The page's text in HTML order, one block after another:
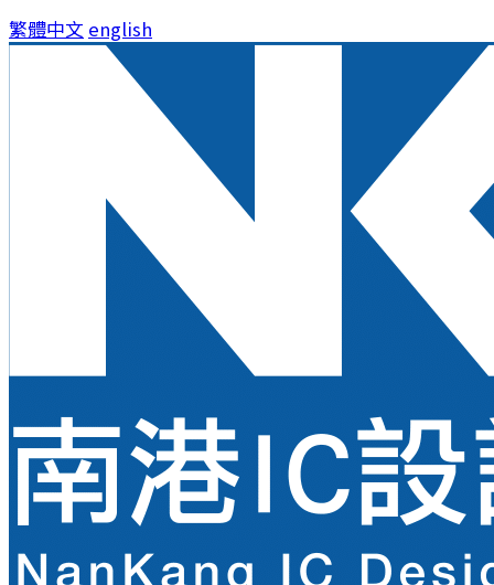
繁體中文 english